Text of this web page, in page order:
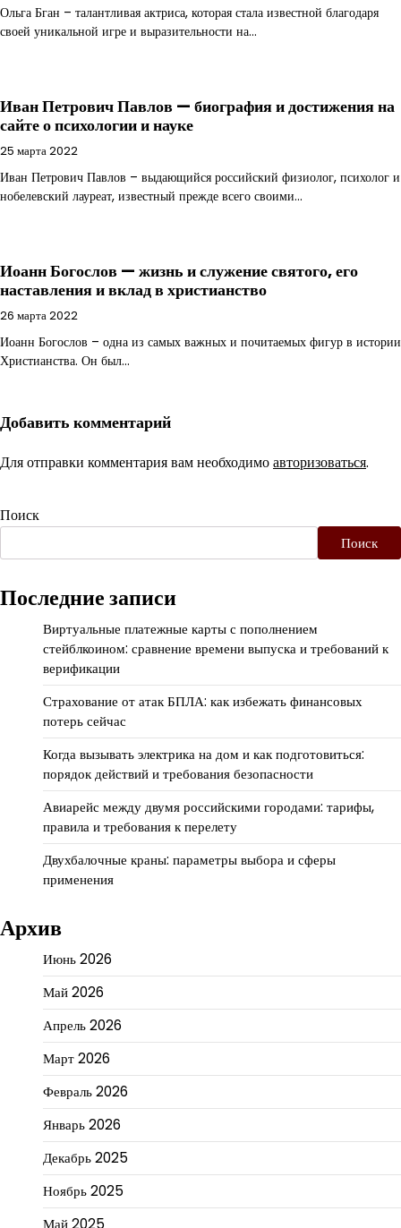
Ольга Бган – талантливая актриса, которая стала известной благодаря
своей уникальной игре и выразительности на…
Иван Петрович Павлов — биография и достижения на
сайте о психологии и науке
25 марта 2022
Иван Петрович Павлов – выдающийся российский физиолог, психолог и
нобелевский лауреат, известный прежде всего своими…
Иоанн Богослов — жизнь и служение святого, его
наставления и вклад в христианство
26 марта 2022
Иоанн Богослов – одна из самых важных и почитаемых фигур в истории
Христианства. Он был…
Добавить комментарий
Для отправки комментария вам необходимоавторизоваться.
Поиск
Поиск
Последние записи
Виртуальные платежные карты с пополнением
стейблкоином: сравнение времени выпуска и требований к
верификации
Страхование от атак БПЛА: как избежать финансовых
потерь сейчас
Когда вызывать электрика на дом и как подготовиться:
порядок действий и требования безопасности
Авиарейс между двумя российскими городами: тарифы,
правила и требования к перелету
Двухбалочные краны: параметры выбора и сферы
применения
Архив
Июнь 2026
Май 2026
Апрель 2026
Март 2026
Февраль 2026
Январь 2026
Декабрь 2025
Ноябрь 2025
Май 2025